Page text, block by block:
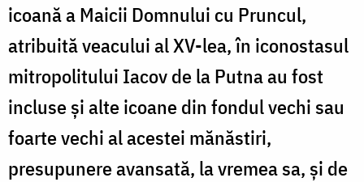
icoană a Maicii Domnului cu Pruncul,
atribuită veacului al XV-lea, în iconostasul
mitropolitului Iacov de la Putna au fost
incluse și alte icoane din fondul vechi sau
foarte vechi al acestei mănăstiri,
presupunere avansată, la vremea sa, și de